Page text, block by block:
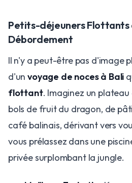
Petits-déjeuners Flottants
Débordement
Il n'y a peut-être pas d'image
d'unvoyage de noces à Bali
flottant. Imaginez un
bols de fruit du dragon, de
café balinais, dérivant vers
vous prélassez dans une
privée surplombant la jungle.